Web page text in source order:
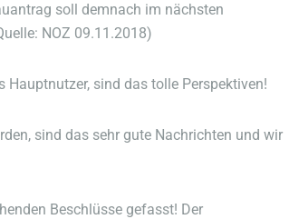
soll demnach im nächsten
NOZ 09.11.2018)
Hauptnutzer, sind das tolle Perspektiven!
sind das sehr gute Nachrichten und wir
Beschlüsse gefasst! Der